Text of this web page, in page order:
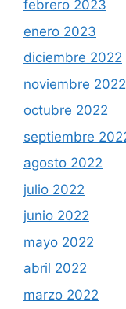
febrero 2023
enero 2023
diciembre 2022
noviembre 2022
octubre 2022
septiembre
agosto 2022
julio 2022
junio 2022
mayo 2022
abril 2022
marzo 2022